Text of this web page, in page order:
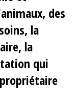
des
la
la
qui